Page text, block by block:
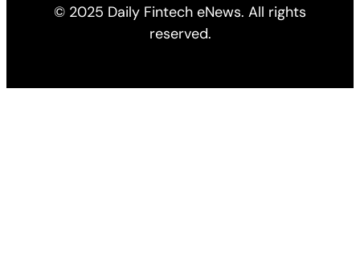
© 2025 Daily Fintech eNews. All rights
reserved.